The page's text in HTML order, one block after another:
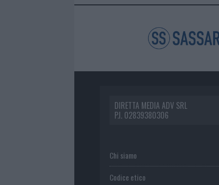
DIRETTA MEDIA ADV SRL
P.I. 02839380306
Chi siamo
Codice etico